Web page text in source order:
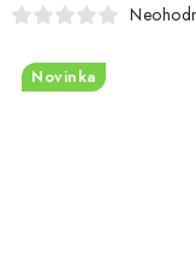
SAPONE DI
Novinka